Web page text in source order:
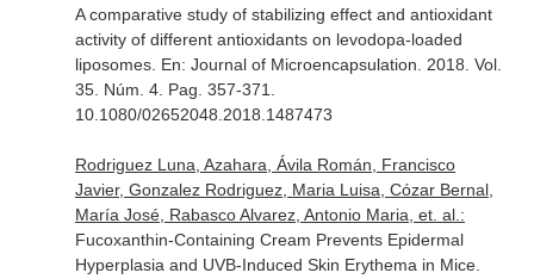
A comparative study of stabilizing effect and antioxidant
activity of different antioxidants on levodopa-loaded
liposomes. En: Journal of Microencapsulation . 2018. Vol.
35. Núm. 4. Pag. 357-371.
10.1080/02652048.2018.1487473
Rodriguez Luna, Azahara, Ávila Román, Francisco
Javier, Gonzalez Rodriguez, Maria Luisa, Cózar Bernal,
María José, Rabasco Alvarez, Antonio Maria, et. al.:
Fucoxanthin-Containing Cream Prevents Epidermal
Hyperplasia and UVB-Induced Skin Erythema in Mice.